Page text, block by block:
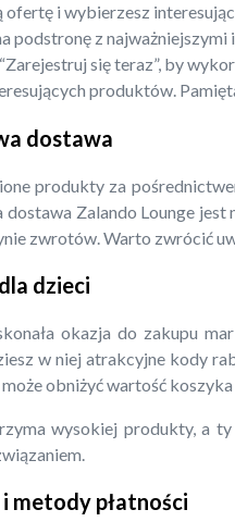
i wybierzesz
podstronę z
się teraz”, by
produktów.
dostawa
produkty za
Zalando Lounge
zwrotów. Warto zwrócić
dzieci
okazja do zakupu
w niej atrakcyjne kody
obniżyć wartość
wysokiej produkty, a ty
metody płatności